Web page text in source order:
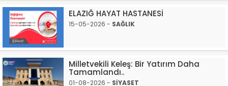
ELAZIĞ HAYAT HASTANESİ
15-05-2026 - SAĞLIK
Milletvekili Keleş: Bir Yatırım Daha
Tamamlandı..
01-08-2026 - SİYASET